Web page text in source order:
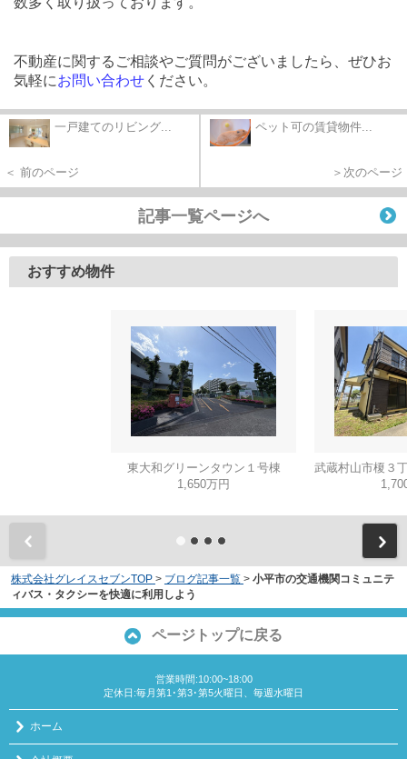
不動産に関するご相談やご質問がございましたら、ぜひお
気軽にお問い合わせ ください。
一戸建てのリビング...
＜ 前のページ
ペット可の賃貸物件...
＞次のページ
記事一覧ページへ
おすすめ物件
東大和グリーンタウン１号棟
1,650万円
株式会社グレイスセブンTOP > ブログ記事一覧 > 小平市の交通機関コミュニテ
ィバス・タクシーを快適に利用しよう
ページトップに戻る
営業時間:10:00~18:00
定休日:毎月第1･第3･第5火曜日、毎週水曜日
ホーム